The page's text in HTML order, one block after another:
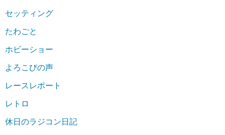
セッティング
たわごと
ホビーショー
よろこびの声
レースレポート
レトロ
休日のラジコン日記